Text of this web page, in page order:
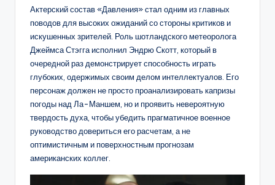
Актерский состав «Давления» стал одним из главных
поводов для высоких ожиданий со стороны критиков и
искушенных зрителей. Роль шотландского метеоролога
Джеймса Стэгга исполнил Эндрю Скотт, который в
очередной раз демонстрирует способность играть
глубоких, одержимых своим делом интеллектуалов. Его
персонаж должен не просто проанализировать капризы
погоды над Ла-Маншем, но и проявить невероятную
твердость духа, чтобы убедить прагматичное военное
руководство довериться его расчетам, а не
оптимистичным и поверхностным прогнозам
американских коллег.